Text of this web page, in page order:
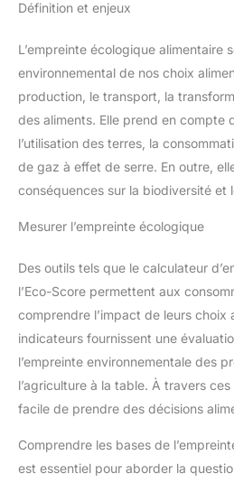
Définition et enjeux
L’empreinte écologique alimentaire
environnemental de nos choix
production, le transport, la
des aliments. Elle prend en compte
l’utilisation des terres, la
de gaz à effet de serre. En outre,
conséquences sur la biodiversité et
Mesurer l’empreinte écologique
Des outils tels que le calculateur
l’Eco-Score permettent aux
comprendre l’impact de leurs choix
indicateurs fournissent une
l’empreinte environnementale des
l’agriculture à la table. À travers
facile de prendre des décisions
Comprendre les bases de
est essentiel pour aborder la